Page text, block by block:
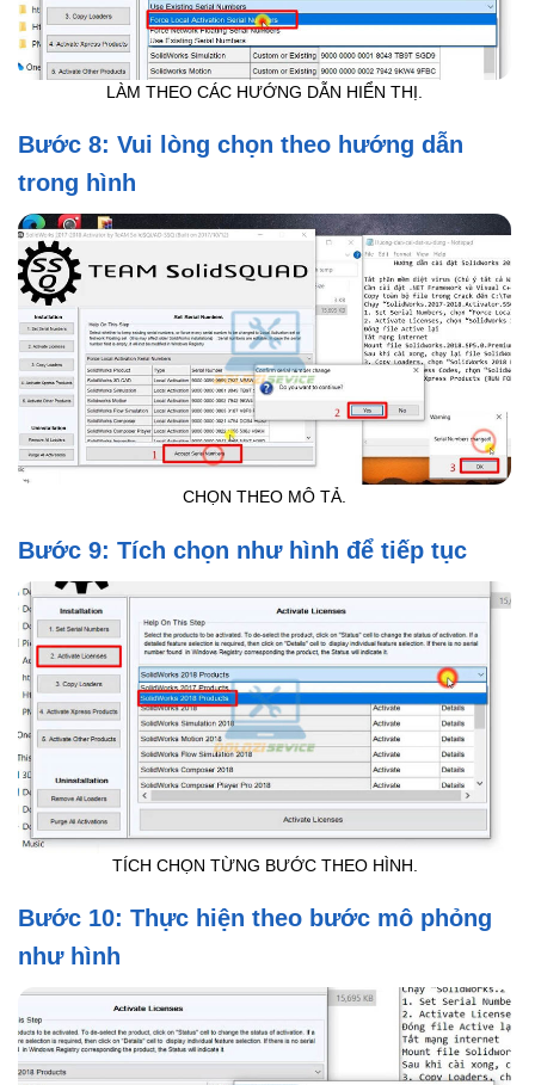
LÀM THEO CÁC HƯỚNG DẪN HIỂN THỊ.
Bước 8: Vui lòng chọn theo hướng dẫn
trong hình
CHỌN THEO MÔ TẢ.
Bước 9: Tích chọn như hình để tiếp tục
TÍCH CHỌN TỪNG BƯỚC THEO HÌNH.
Bước 10: Thực hiện theo bước mô phỏng
như hình